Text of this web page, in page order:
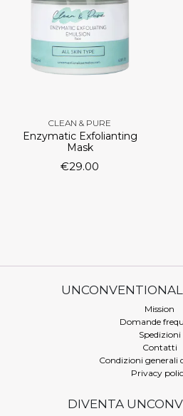
CLEAN & PURE
Enzymatic Exfolianting
Mask
€29.00
Mission
Domande
Spedizioni
Contatti
Condizioni generali
Privacy
DIVENTA